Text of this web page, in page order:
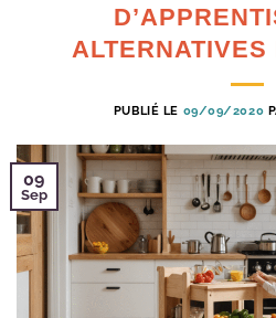
ALTERNATIVES
PUBLIÉ LE 09/09/2020
09
Sep